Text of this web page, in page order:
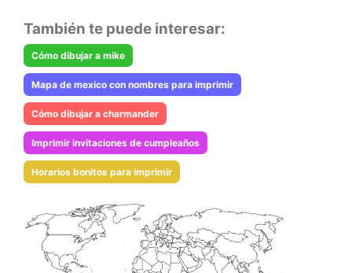
También te puede interesar:
Cómo dibujar a mike
Mapa de mexico con nombres para imprimir
Cómo dibujar a charmander
Imprimir invitaciones de cumpleaños
Horarios bonitos para imprimir